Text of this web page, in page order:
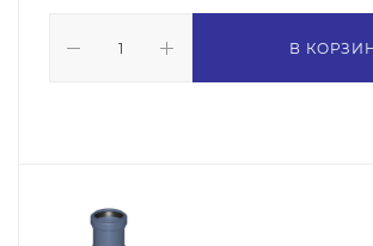
В